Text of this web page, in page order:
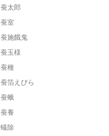
蚕太郎
蚕室
蚕施餓鬼
蚕玉様
蚕種
蚕箔えびら
蚕蛾
蚕養
蟻除